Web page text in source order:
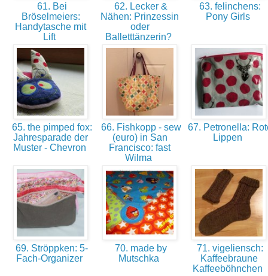
61. Bei
Bröselmeiers:
Handytasche mit
Lift
62. Lecker &
Nähen: Prinzessin
oder
Balletttänzerin?
63. felinchens:
Pony Girls
65. the pimped fox:
Jahresparade der
Muster - Chevron
66. Fishkopp - sew
(euro) in San
Francisco: fast
Wilma
67. Petronella:
Lippen
69. Ströppken: 5-
Fach-Organizer
70. made by
Mutschka
71. vigeliensch:
Kaffeebraune
Kaffeeböhnchen